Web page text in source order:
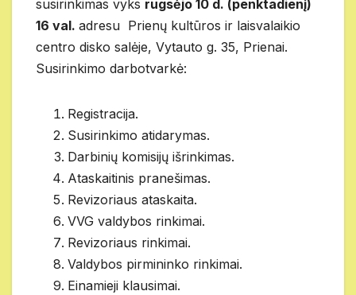
susirinkimas vyks rugsėjo 10 d. (penktadienį)
16 val. adresu Prienų kultūros ir laisvalaikio
centro disko salėje, Vytauto g. 35, Prienai.
Susirinkimo darbotvarkė:
Registracija.
Susirinkimo atidarymas.
Darbinių komisijų išrinkimas.
Ataskaitinis pranešimas.
Revizoriaus ataskaita.
VVG valdybos rinkimai.
Revizoriaus rinkimai.
Valdybos pirmininko rinkimai.
Einamieji klausimai.